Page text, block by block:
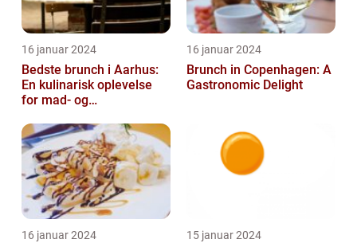
16 januar 2024
Bedste brunch i Aarhus:
En kulinarisk oplevelse
for mad- og
16 januar 2024
Brunch in Copenhagen: A
Gastronomic Delight
16 januar 2024 15 januar 2024